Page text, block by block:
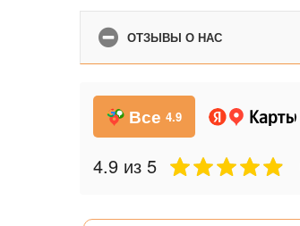
ОТЗЫВЫ О НАС
Все 4.9
4.9из 5